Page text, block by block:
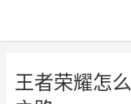
王者荣耀怎